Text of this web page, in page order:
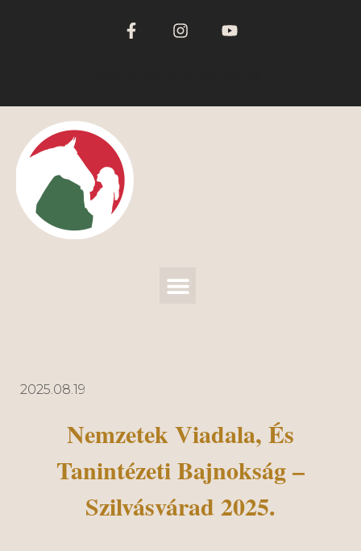
2025.08.19
Nemzetek Viadala, És
Tanintézeti Bajnokság –
Szilvásvárad 2025.